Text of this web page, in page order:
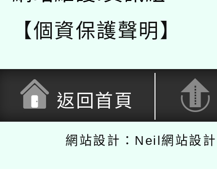
【個資保護聲明】
返回首頁
網站設計：Neil網站設